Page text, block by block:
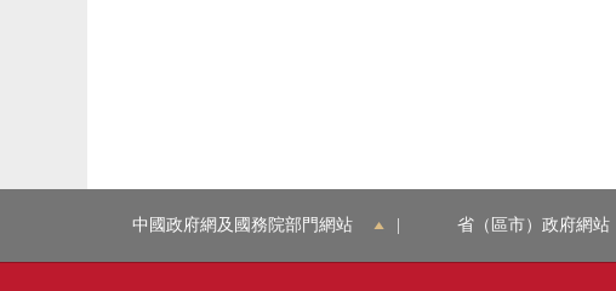
中國政府網及國務院部門網站 省（區市）政府網站